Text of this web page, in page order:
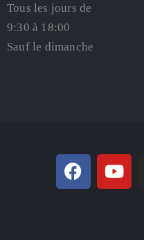
Tous les jours de
9:30 à 18:00
Sauf le dimanche